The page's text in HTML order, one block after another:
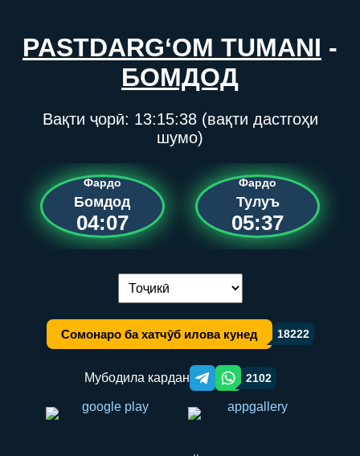
PASTDARG‘OM TUMANI -
БОМДОД
Вақти ҷорӣ: 13:15:38(вақти дастгоҳи
шумо)
Фардо
Бомдод
04:07
Фардо
Тулуъ
05:37
Иваз кардани забон:
Сомонаро ба хатчӯб илова кунед 18222
Мубодила кардан Telegram orqali ulashish
WhatsApp orqali ulashish
2102